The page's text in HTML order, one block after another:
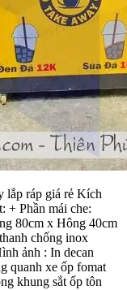
lắp ráp giá rẻ Kích
+ Phần mái che:
80cm x Hông 40cm
chống inox
ảnh : In decan
quanh xe ốp fomat
khung sắt ốp tôn